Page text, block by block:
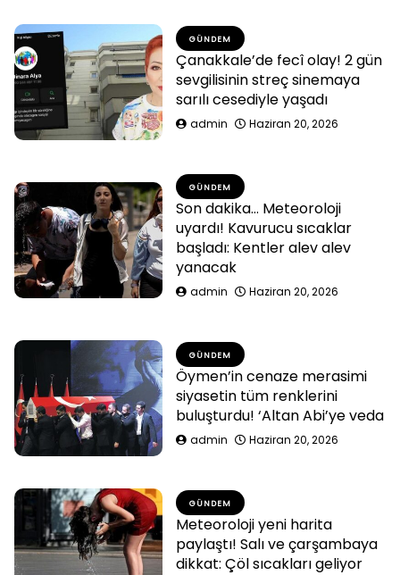
GÜNDEM
Çanakkale’de fecî olay! 2 gün
sevgilisinin streç sinemaya
sarılı cesediyle yaşadı
admin Haziran 20, 2026
GÜNDEM
Son dakika… Meteoroloji
uyardı! Kavurucu sıcaklar
başladı: Kentler alev alev
yanacak
admin Haziran 20, 2026
GÜNDEM
Öymen’in cenaze merasimi
siyasetin tüm renklerini
buluşturdu! ‘Altan Abi’ye veda
admin Haziran 20, 2026
GÜNDEM
Meteoroloji yeni harita
paylaştı! Salı ve çarşambaya
dikkat: Çöl sıcakları geliyor